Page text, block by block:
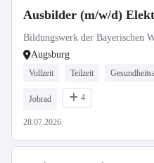
Ausbilder (m/w/d)
Bildungswerk der Bayerischen
Augsburg
Vollzeit Teilzeit
Jobrad 4
28.07.2026